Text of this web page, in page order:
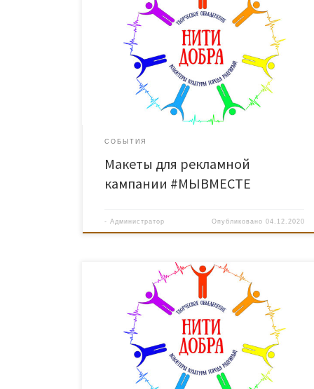
СОБЫТИЯ
Макеты для рекламной
кампании #МЫВМЕСТЕ
-Администратор Опубликовано 04.12.2020
С 15 по 30 октября «Нити добра» приняли участие
в муниципальном этапе «Школы волонтера»
регионального долгосрочного социокультурного
проекта «Света и добра». Было проведено 8 занятий
по различной тематике. Добровольцы учились
общаться с людьми, танцевать, рисовать, играть в
театре, мастерить своими руками. Волонтеры